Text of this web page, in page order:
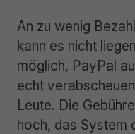
An zu wenig
kann es nicht
möglich, PayPal
echt
Leute. Die
hoch, das System